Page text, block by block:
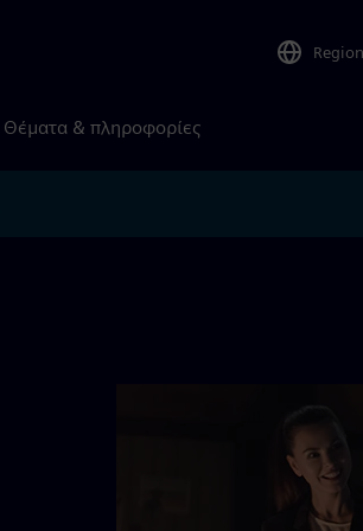
Region
Θέματα & πληροφορίες